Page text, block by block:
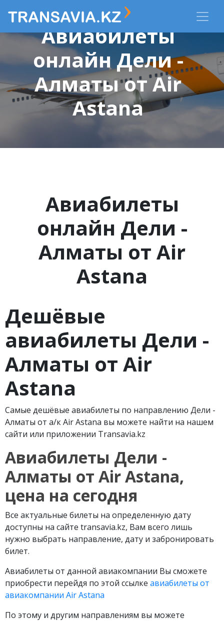
Авиабилеты
онлайн Дели -
Алматы от Air
Astana
Авиабилеты
онлайн Дели -
Алматы от Air
Astana
Дешёвые
авиабилеты Дели -
Алматы от Air
Astana
Самые дешёвые авиабилеты по направлению Дели -
Алматы от а/к Air Astana вы можете найти на нашем
сайти или приложении Transavia.kz
Авиабилеты Дели -
Алматы от Air Astana,
цена на сегодня
Все актуальные билеты на определенную дату
доступны на сайте transavia.kz, Вам всего лишь
нужно выбрать направление, дату и забронировать
билет.
Авиабилеты от данной авиакомпании Вы сможете
приобрести перейдя по этой ссылке авиабилеты от
авиакомпании Air Astana
По этому и другим направлениям вы можете